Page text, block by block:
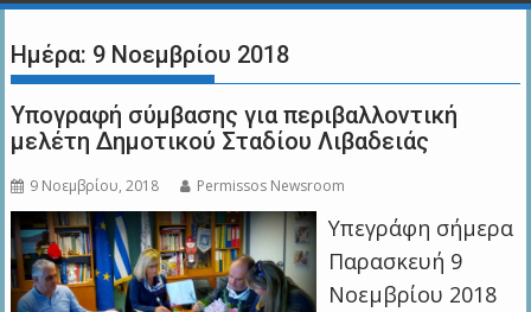
Ημέρα: 9 Νοεμβρίου 2018
Υπογραφή σύμβασης για περιβαλλοντική
μελέτη Δημοτικού Σταδίου Λιβαδειάς
9 Νοεμβρίου, 2018 Permissos Newsroom
Υπεγράφη σήμερα
Παρασκευή 9
Νοεμβρίου 2018